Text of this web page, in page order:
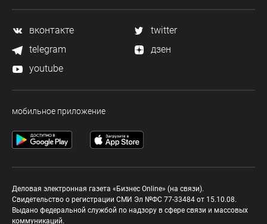
вконтакте
twitter
telegram
дзен
youtube
мобильное приложение
Деловая электронная газета «Бизнес Online» (на связи).
Свидетельство о регистрации СМИ Эл №ФС 77-33484 от 15.10.08.
Выдано федеральной службой по надзору в сфере связи и массовых
коммуникаций.